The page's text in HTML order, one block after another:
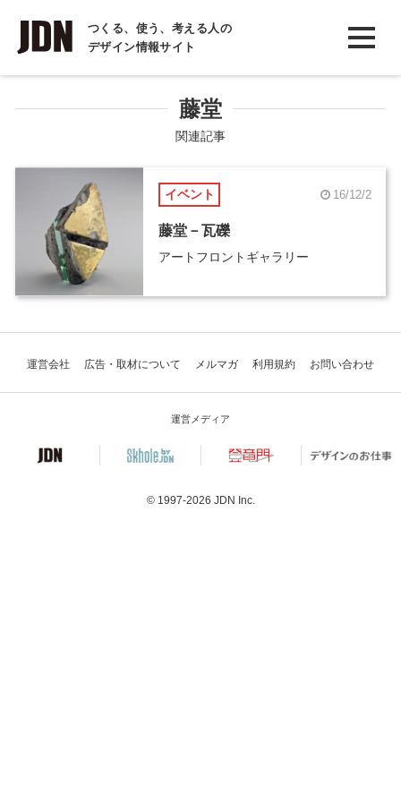
つくる、使う、考える人の
デザイン情報サイト
INTERVIEW
インタビュー
COLUMN
コラム
藤堂
関連記事
イベント 16/12/2
藤堂－瓦礫
アートフロントギャラリー
運営会社 広告・取材について メルマガ 利用規約 お問い合わせ
運営メディア
© 1997-2026 JDN Inc.